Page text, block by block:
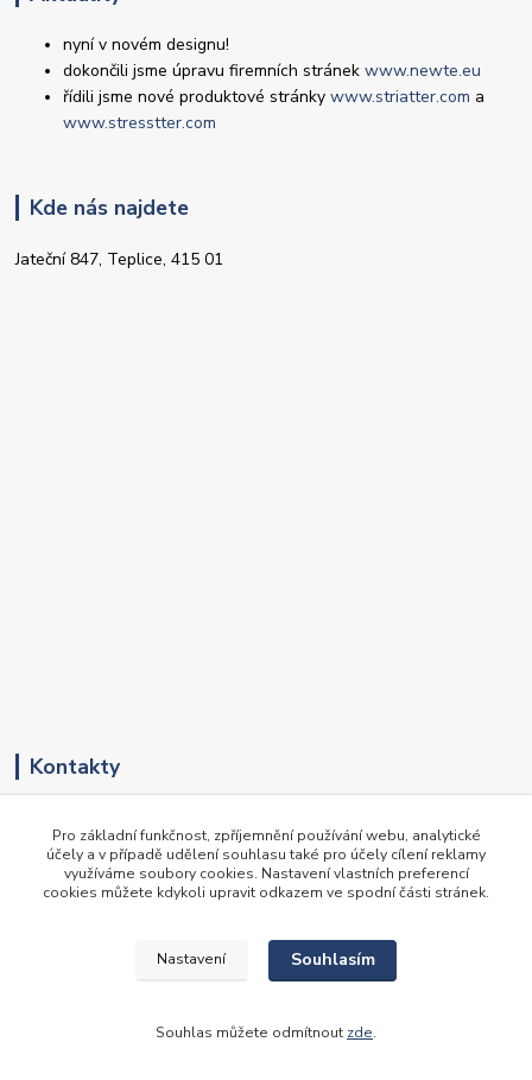
nyní v novém designu!
dokončili jsme úpravu firemních stránekwww.newte.eu
řídili jsme nové produktové stránkywww.striatter.com a
www.stresstter.com
Kde nás najdete
Jateční 847, Teplice, 415 01
Kontakty
+420 417 536 531
(Pondělí-Pátek, 8-16 hod.)
obchod@newte.cz
© 2014-2026 Newte spol. s r. o. - všechna práva vyhrazena
Pro základní funkčnost, zpříjemnění používání webu, analytické
účely a v případě udělení souhlasu také pro účely cílení reklamy
využíváme soubory cookies. Nastavení vlastních preferencí
cookies můžete kdykoli upravit odkazem ve spodní části stránek.
Nastavení Souhlasím
Souhlas můžete odmítnout zde.